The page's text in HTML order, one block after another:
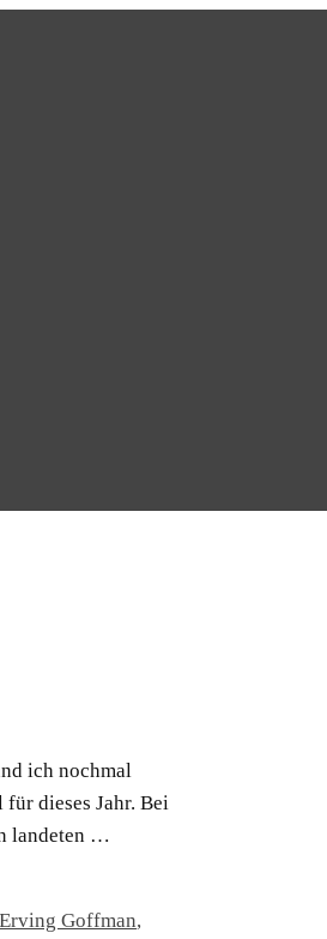
ich nochmal
dieses Jahr. Bei
landeten …
Erving Goffman,